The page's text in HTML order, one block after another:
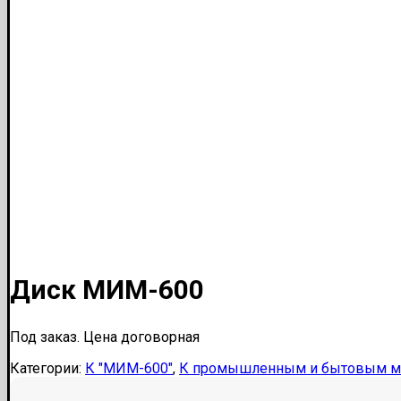
Диск МИМ-600
Под заказ. Цена договорная
Категории: К "МИМ-600", К промышленным и бытовым